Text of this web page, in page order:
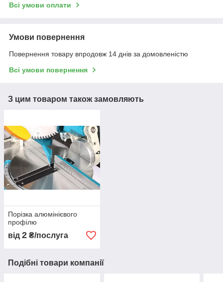
Всі умови оплати
Умови повернення
Повернення товару впродовж 14 днів за домовленістю
Всі умови повернення
З цим товаром також замовляють
Порізка алюмінієвого
профілю
від 2 ₴/послуга
Подібні товари компанії